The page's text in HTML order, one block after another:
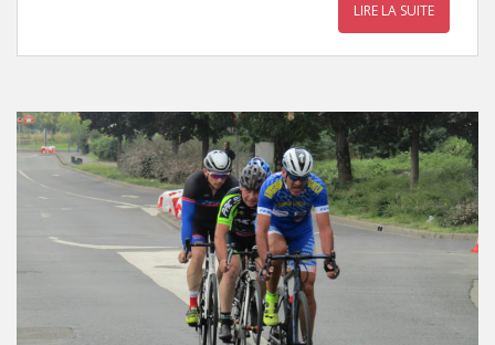
LIRE LA SUITE